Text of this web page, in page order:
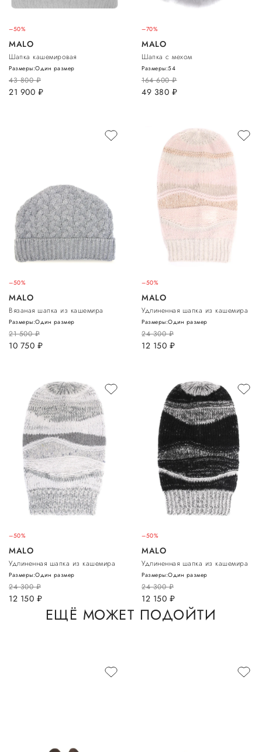
–50%
MALO
Шапка кашемировая
43 800руб.
21 900 руб.
Размеры:Один размер
–70%
MALO
Шапка с мехом
164 600руб.
49 380 руб.
Размеры:54
–50%
MALO
Вязаная шапка из кашемира
21 500руб.
10 750 руб.
Размеры:Один размер
–50%
MALO
Удлиненная шапка из кашемира
24 300руб.
12 150 руб.
Размеры:Один размер
–50%
MALO
Удлиненная шапка из кашемира
24 300руб.
12 150 руб.
Размеры:Один размер
–50%
MALO
Удлиненная шапка из кашемира
24 300руб.
12 150 руб.
Размеры:Один размер
ЕЩЁ МОЖЕТ ПОДОЙТИ